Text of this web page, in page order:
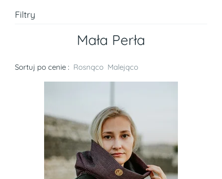
Filtry
Mała Perła
Sortuj po cenie : Rosnąco Malejąco